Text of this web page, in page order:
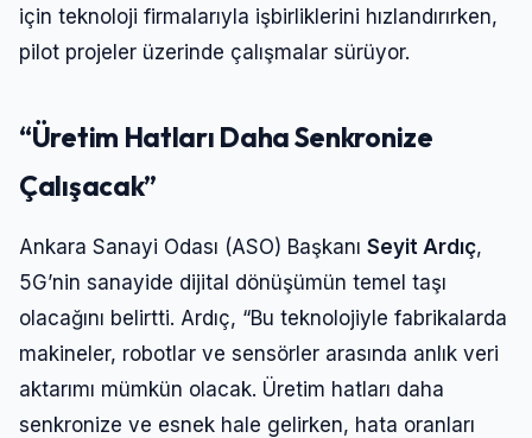
için teknoloji firmalarıyla işbirliklerini hızlandırırken,
pilot projeler üzerinde çalışmalar sürüyor.
“Üretim Hatları Daha Senkronize
Çalışacak”
Ankara Sanayi Odası (ASO) Başkanı Seyit Ardıç,
5G’nin sanayide dijital dönüşümün temel taşı
olacağını belirtti. Ardıç, “Bu teknolojiyle fabrikalarda
makineler, robotlar ve sensörler arasında anlık veri
aktarımı mümkün olacak. Üretim hatları daha
senkronize ve esnek hale gelirken, hata oranları